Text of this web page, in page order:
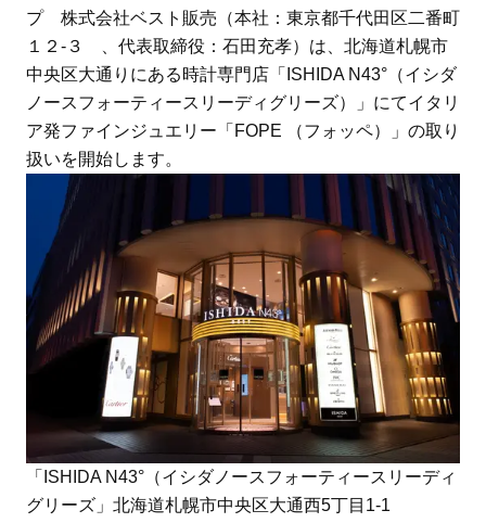
ママとパパに贈る「ジェンダーレ
ス学」
人気の40代髪型・ヘア
タログ
プ 株式会社ベスト販売（本社：東京都千代田区二番町
１２-３ 、代表取締役：石田充孝）は、北海道札幌市
中央区大通りにある時計専門店「ISHIDA N43°（イシダ
ノースフォーティースリーディグリーズ）」にてイタリ
ア発ファインジュエリー「FOPE （フォッペ）」の取り
扱いを開始します。
「ISHIDA N43°（イシダノースフォーティースリーディ
グリーズ」北海道札幌市中央区大通西5丁目1-1